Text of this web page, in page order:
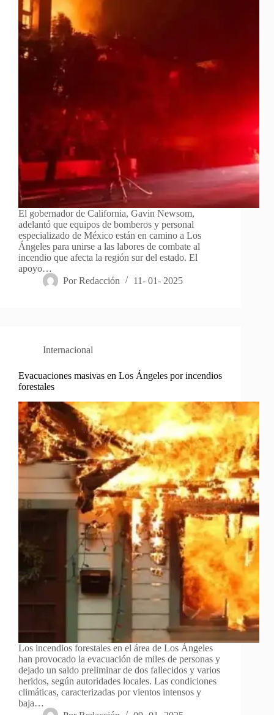
El gobernador de California, Gavin Newsom,
adelantó que equipos de bomberos y personal
especializado de México están en camino a Los
Ángeles para unirse a las labores de combate al
incendio que afecta la región sur del estado. El
apoyo…
Por Redacción 11- 01- 2025
Internacional
Evacuaciones masivas en Los Ángeles por incendios
forestales
Los incendios forestales en el área de Los Ángeles
han provocado la evacuación de miles de personas y
dejado un saldo preliminar de dos fallecidos y varios
heridos, según autoridades locales. Las condiciones
climáticas, caracterizadas por vientos intensos y
baja…